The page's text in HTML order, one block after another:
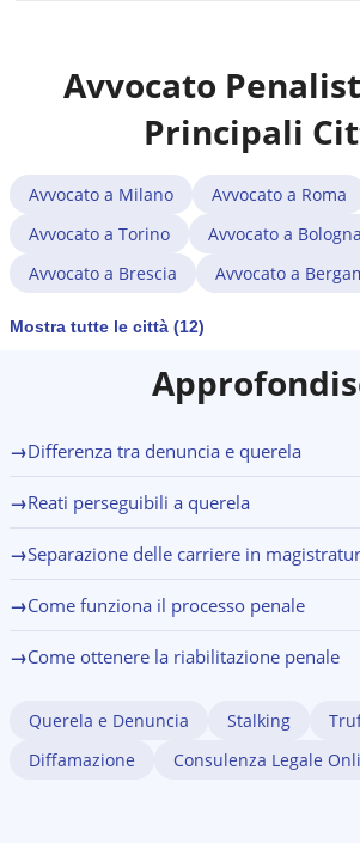
imputato, invece, hai il diritto di
avvocato e di non rispondere. In caso
sempre quale qualità ti è attribuita
Avvocato
Principali
Avvocato a Milano Avvocato a Roma
Avvocato a Torino Avvocato a Bologna
Avvocato a Brescia Avvocato a
Mostra tutte le città (12)
→Differenza tra denuncia e querela
→Reati perseguibili a querela
→Separazione delle carriere in
→Come funziona il processo penale
→Come ottenere la riabilitazione penale
Querela e Denuncia Stalking
Diffamazione
Consulenza Legale